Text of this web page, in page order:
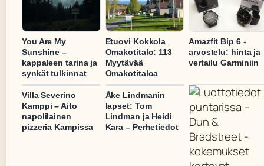
You Are My
Sunshine –
kappaleen tarina ja
synkät tulkinnat
Etuovi Kokkola
Omakotitalo: 113
Myytävää
Omakotitaloa
Amazfit Bip 6 -
arvostelu: hinta ja
vertailu Garminiin
Villa Severino
Kamppi – Aito
napolilainen
pizzeria Kampissa
Åke Lindmanin
lapset: Tom
Lindman ja Heidi
Kara – Perhetiedot